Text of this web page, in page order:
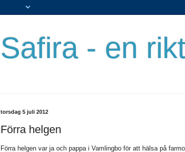
Safira - en
torsdag 5 juli 2012
Förra helgen
Förra helgen var ja och pappa i Vamlingbo för att hälsa på